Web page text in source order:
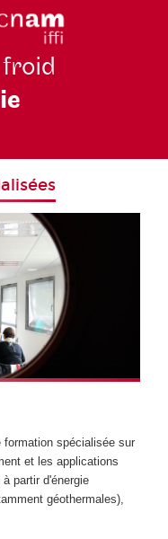
formation spécialisée sur
et les applications
partir d'énergie
géothermales),